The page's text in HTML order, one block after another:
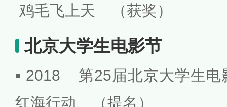
鸡毛飞上天 （获奖）
北京大学生电影节
▪ 2018 第25届北京大学生
红海行动 （提名）